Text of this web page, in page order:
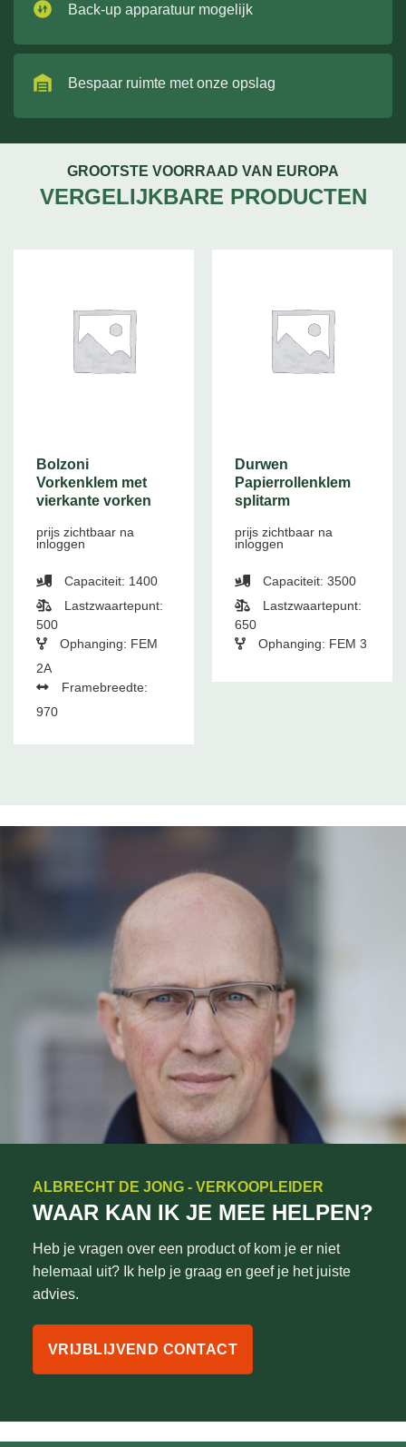
Back-up apparatuur mogelijk
Bespaar ruimte met onze opslag
GROOTSTE VOORRAAD VAN EUROPA
VERGELIJKBARE PRODUCTEN
Bolzoni
Vorkenklem met
vierkante vorken
prijs zichtbaar na
inloggen
Capaciteit: 1400
Lastzwaartepunt:
500
Ophanging: FEM
2A
Framebreedte:
970
Durwen
Papierrollenklem
splitarm
prijs zichtbaar na
inloggen
Capaciteit: 3500
Lastzwaartepunt:
650
Ophanging: FEM 3
ALBRECHT DE JONG - VERKOOPLEIDER
WAAR KAN IK JE MEE HELPEN?
Heb je vragen over een product of kom je er niet
helemaal uit? Ik help je graag en geef je het juiste
advies.
VRIJBLIJVEND CONTACT